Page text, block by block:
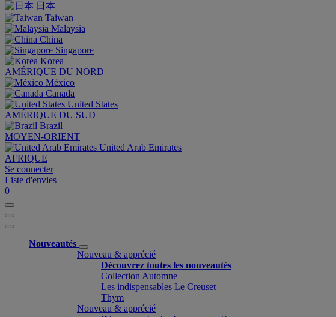
日本
Taiwan
Malaysia
China
Singapore
Korea
AMÉRIQUE DU NORD
México
Canada
United States
AMÉRIQUE DU SUD
Brazil
MOYEN-ORIENT
United Arab Emirates
AFRIQUE
Se connecter
Liste d'envies
0
Nouveautés
Nouveau & apprécié
Découvrez toutes les nouveautés
Collection Automne
Les indispensables Le Creuset
Thym
Nouveau & apprécié